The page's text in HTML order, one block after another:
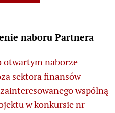
naboru Partnera
otwartym naborze
sektora finansów
wspólną
w konkursie nr